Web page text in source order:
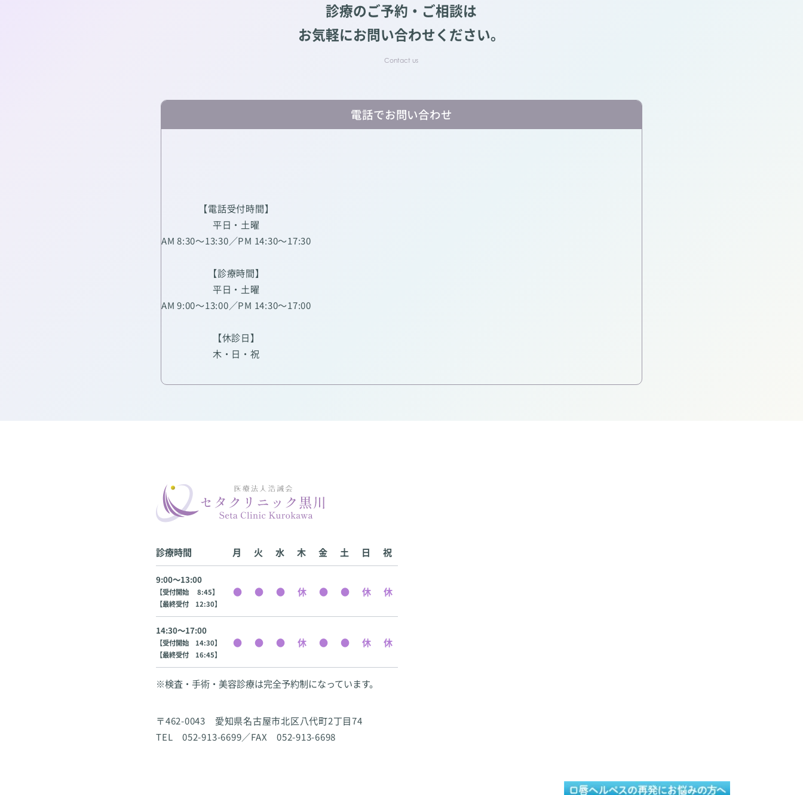
診療のご予約・ご相談は
お気軽にお問い合わせください。
電話でお問い合わせ
【電話受付時間】
平日・土曜
AM 8:30～13:30／PM 14:30～17:30
【診療時間】
平日・土曜
AM 9:00～13:00／PM 14:30～17:00
【休診日】
木・日・祝
診療時間 月 火 水 木 金 土 日 祝
9:00〜13:00
【受付開始 8:45】
【最終受付 12:30】
14:30〜17:00
【受付開始 14:30】
【最終受付 16:45】
※検査・手術・美容診療は完全予約制になっています。
〒462-0043 愛知県名古屋市北区八代町2丁目74
TEL 052-913-6699／FAX 052-913-6698